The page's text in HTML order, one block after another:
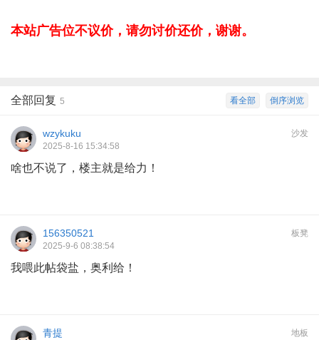
本站广告位不议价，请勿讨价还价，谢谢。
倒序浏览
看全部
全部回复 5
沙发
wzykuku
2025-8-16 15:34:58
啥也不说了，楼主就是给力！
板凳
156350521
2025-9-6 08:38:54
我喂此帖袋盐，奥利给！
地板
青提